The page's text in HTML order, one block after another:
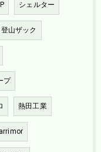
シェルター
登山ザック
プ
熱田工業